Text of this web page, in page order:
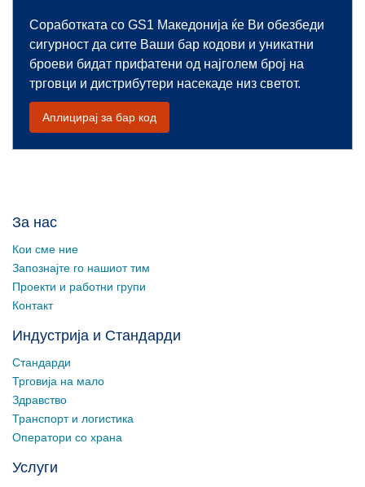
Соработката со GS1 Македонија ќе Ви обезбеди
сигурност да сите Ваши бар кодови и уникатни
броеви бидат прифатени од најголем број на
трговци и дистрибутери насекаде низ светот.
Аплицирај за бар код
За нас
Кои сме ние
Запознајте го нашиот тим
Проекти и работни групи
Контакт
Индустрија и Стандарди
Стандарди
Трговија на мало
Здравство
Транспорт и логистика
Оператори со храна
Услуги